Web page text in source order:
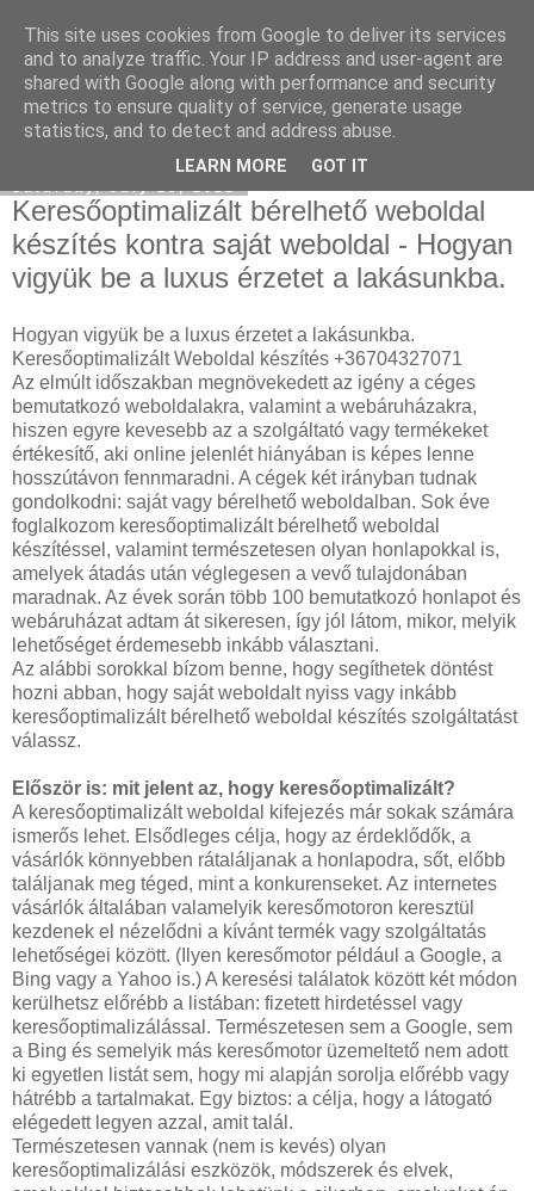
SEO Agency
Keresőoptimalizált bérelhető weboldal
készítés kontra saját weboldal - Hogyan
vigyük be a luxus érzetet a lakásunkba.
Hogyan vigyük be a luxus érzetet a lakásunkba.
Keresőoptimalizált Weboldal készítés +36704327071
Az elmúlt időszakban megnövekedett az igény a céges
bemutatkozó weboldalakra, valamint a webáruházakra,
hiszen egyre kevesebb az a szolgáltató vagy termékeket
értékesítő, aki online jelenlét hiányában is képes lenne
hosszútávon fennmaradni. A cégek két irányban tudnak
gondolkodni: saját vagy bérelhető weboldalban. Sok éve
foglalkozom keresőoptimalizált bérelhető weboldal
készítéssel, valamint természetesen olyan honlapokkal is,
amelyek átadás után véglegesen a vevő tulajdonában
maradnak. Az évek során több 100 bemutatkozó honlapot és
webáruházat adtam át sikeresen, így jól látom, mikor, melyik
lehetőséget érdemesebb inkább választani.
Az alábbi sorokkal bízom benne, hogy segíthetek döntést
hozni abban, hogy saját weboldalt nyiss vagy inkább
keresőoptimalizált bérelhető weboldal készítés szolgáltatást
válassz.
Először is: mit jelent az, hogy keresőoptimalizált?
A keresőoptimalizált weboldal kifejezés már sokak számára
ismerős lehet. Elsődleges célja, hogy az érdeklődők, a
vásárlók könnyebben rátaláljanak a honlapodra, sőt, előbb
találjanak meg téged, mint a konkurenseket. Az internetes
vásárlók általában valamelyik keresőmotoron keresztül
kezdenek el nézelődni a kívánt termék vagy szolgáltatás
lehetőségei között. (Ilyen keresőmotor például a Google, a
Bing vagy a Yahoo is.) A keresési találatok között két módon
kerülhetsz előrébb a listában: fizetett hirdetéssel vagy
keresőoptimalizálással. Természetesen sem a Google, sem
a Bing és semelyik más keresőmotor üzemeltető nem adott
ki egyetlen listát sem, hogy mi alapján sorolja előrébb vagy
hátrébb a tartalmakat. Egy biztos: a célja, hogy a látogató
elégedett legyen azzal, amit talál.
Természetesen vannak (nem is kevés) olyan
keresőoptimalizálási eszközök, módszerek és elvek,
This site uses cookies from Google to deliver its services
and to analyze traffic. Your IP address and user-agent are
shared with Google along with performance and security
metrics to ensure quality of service, generate usage
statistics, and to detect and address abuse.
LEARN MORE GOT IT